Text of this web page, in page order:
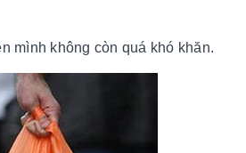
mình không còn quá khó khăn.